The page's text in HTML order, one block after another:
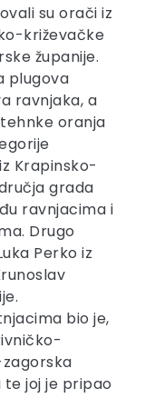
su orači iz
križevačke
županije.
plugova
ravnjaka, a
oranja
Krapinsko-
grada
ravnjacima i
Drugo
Perko iz
bio je,
te joj je pripao